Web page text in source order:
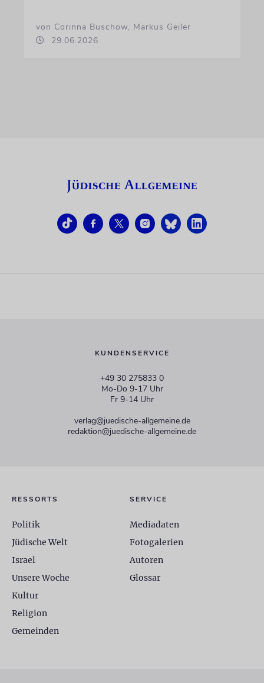
von Corinna Buschow, Markus Geiler
29.06.2026
KUNDENSERVICE
+49 30 275833 0
Mo-Do 9-17 Uhr
Fr 9-14 Uhr
verlag@juedische-allgemeine.de
redaktion@juedische-allgemeine.de
RESSORTS
Politik
Jüdische Welt
Israel
Unsere Woche
Kultur
Religion
Gemeinden
SERVICE
Mediadaten
Fotogalerien
Autoren
Glossar